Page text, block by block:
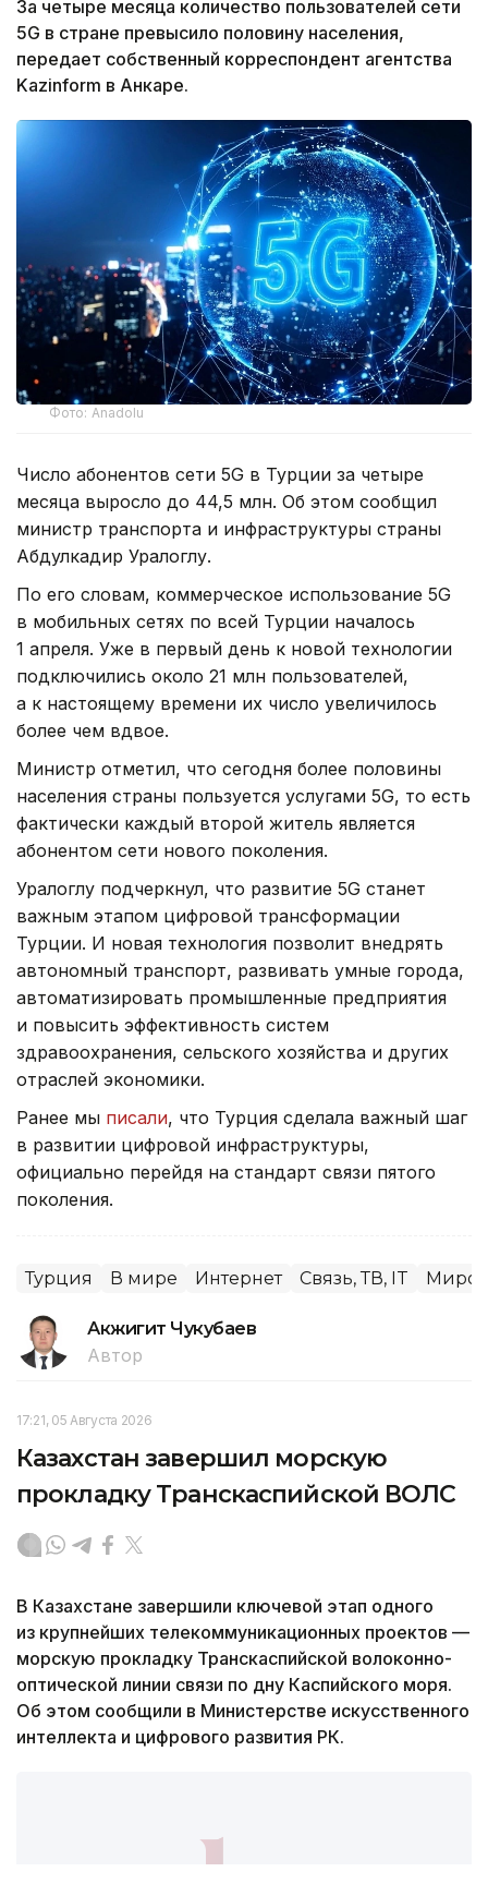
За четыре месяца количество пользователей сети
5G в стране превысило половину населения,
передает собственный корреспондент агентства
Kazinform в Анкаре.
Фото: Anadolu
Число абонентов сети 5G в Турции за четыре
месяца выросло до 44,5 млн. Об этом сообщил
министр транспорта и инфраструктуры страны
Абдулкадир Уралоглу.
По его словам, коммерческое использование 5G
в мобильных сетях по всей Турции началось
1 апреля. Уже в первый день к новой технологии
подключились около 21 млн пользователей,
а к настоящему времени их число увеличилось
более чем вдвое.
Министр отметил, что сегодня более половины
населения страны пользуется услугами 5G, то есть
фактически каждый второй житель является
абонентом сети нового поколения.
Уралоглу подчеркнул, что развитие 5G станет
важным этапом цифровой трансформации
Турции. И новая технология позволит внедрять
автономный транспорт, развивать умные города,
автоматизировать промышленные предприятия
и повысить эффективность систем
здравоохранения, сельского хозяйства и других
отраслей экономики.
Ранее мы писали, что Турция сделала важный шаг
в развитии цифровой инфраструктуры,
официально перейдя на стандарт связи пятого
поколения.
Турция В мире Интернет Связь, ТВ, IT
Акжигит Чукубаев
Автор
17:21, 05 Августа 2026
Казахстан завершил морскую
прокладку Транскаспийской ВОЛС
В Казахстане завершили ключевой этап одного
из крупнейших телекоммуникационных проектов —
морскую прокладку Транскаспийской волоконно-
оптической линии связи по дну Каспийского моря.
Об этом сообщили в Министерстве искусственного
интеллекта и цифрового развития РК.